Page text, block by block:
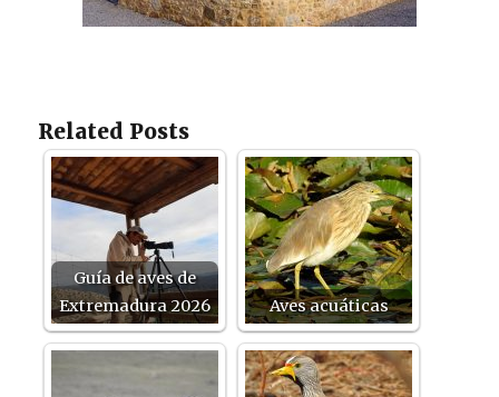
Related Posts
Guía de aves de
Extremadura 2026
Aves acuáticas